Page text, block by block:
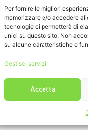
Per fornire le migliori
memorizzare e/o accedere
tecnologie ci permetterà di
unici su questo sito. Non
su alcune caratteristiche e
Gestisci servizi
Accetta
miei dati ai sensi del